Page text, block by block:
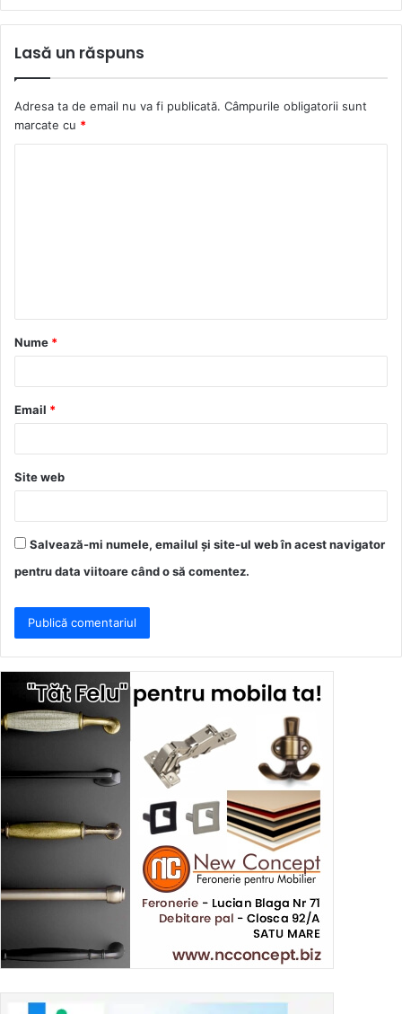
Lasă un răspuns
Adresa ta de email nu va fi publicată. Câmpurile obligatorii sunt
marcate cu *
a
r
*
Nume *
Email *
Site web
Salvează-mi numele, emailul și site-ul web în acest navigator
pentru data viitoare când o să comentez.